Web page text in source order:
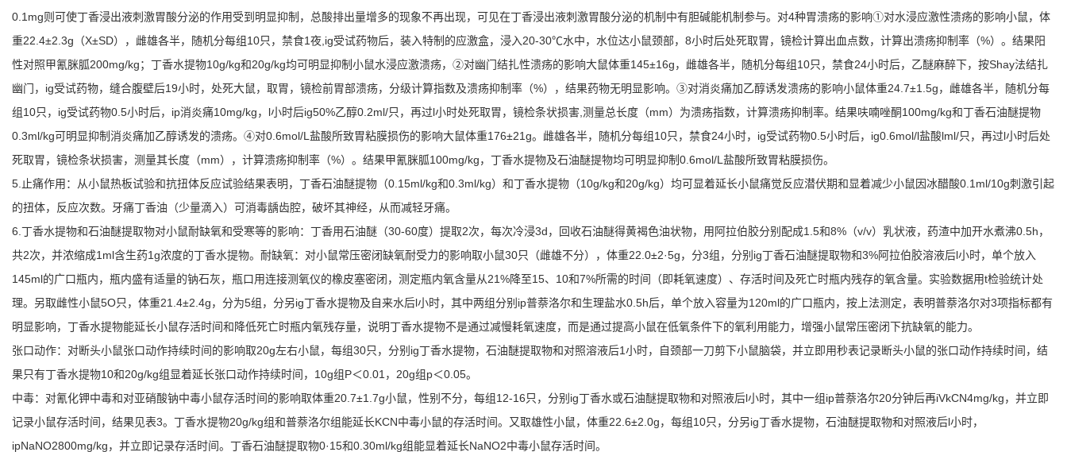
0.1mg则可使丁香浸出液刺激胃酸分泌的作用受到明显抑制，总酸排出量增多的现象不再出现，可见在丁香浸出液刺激胃酸分泌的机制中有胆碱能机制参与。对4种胃溃疡的影响①对水浸应激性溃疡的影响小鼠，体
重22.4±2.3g（X±SD），雌雄各半，随机分每组10只，禁食1夜,ig受试药物后，装入特制的应激盒，浸入20-30℃水中，水位达小鼠颈部，8小时后处死取胃，镜检计算出血点数，计算出溃疡抑制率（%）。结果阳
性对照甲氰脒胍200mg/kg；丁香水提物10g/kg和20g/kg均可明显抑制小鼠水浸应激溃疡，②对幽门结扎性溃疡的影响大鼠体重145±16g，雌雄各半，随机分每组10只，禁食24小时后，乙醚麻醉下，按Shay法结扎
幽门，ig受试药物，缝合腹壁后19小时，处死大鼠，取胃，镜检前胃部溃疡，分级计算指数及溃疡抑制率（%），结果药物无明显影响。③对消炎痛加乙醇诱发溃疡的影响小鼠体重24.7±1.5g，雌雄各半，随机分每
组10只，ig受试药物0.5小时后，ip消炎痛10mg/kg，l小时后ig50%乙醇0.2ml/只，再过l小时处死取胃，镜检条状损害,测量总长度（mm）为溃疡指数，计算溃疡抑制率。结果呋喃唑酮100mg/kg和丁香石油醚提物
0.3ml/kg可明显抑制消炎痛加乙醇诱发的溃疡。④对0.6mol/L盐酸所致胃粘膜损伤的影响大鼠体重176±21g。雌雄各半，随机分每组10只，禁食24小时，ig受试药物0.5小时后，ig0.6mol/l盐酸lml/只，再过l小时后处
死取胃，镜检条状损害，测量其长度（mm），计算溃疡抑制率（%）。结果甲氰脒胍100mg/kg，丁香水提物及石油醚提物均可明显抑制0.6mol/L盐酸所致胃粘膜损伤。
5.止痛作用：从小鼠热板试验和抗扭体反应试验结果表明，丁香石油醚提物（0.15ml/kg和0.3ml/kg）和丁香水提物（10g/kg和20g/kg）均可显着延长小鼠痛觉反应潜伏期和显着减少小鼠因冰醋酸0.1ml/10g刺激引起
的扭体，反应次数。牙痛丁香油（少量滴入）可消毒龋齿腔，破坏其神经，从而减轻牙痛。
6.丁香水提物和石油醚提取物对小鼠耐缺氧和受寒等的影响：丁香用石油醚（30-60度）提取2次，每次冷浸3d，回收石油醚得黄褐色油状物，用阿拉伯胶分别配成1.5和8%（v/v）乳状液，药渣中加开水煮沸0.5h，
共2次，并浓缩成1ml含生药1g浓度的丁香水提物。耐缺氧：对小鼠常压密闭缺氧耐受力的影响取小鼠30只（雌雄不分），体重22.0±2·5g，分3组，分别ig丁香石油醚提取物和3%阿拉伯胶溶液后l小时，单个放入
145ml的广口瓶内，瓶内盛有适量的钠石灰，瓶口用连接测氧仪的橡皮塞密闭，测定瓶内氧含量从21%降至15、10和7%所需的时间（即耗氧速度）、存活时间及死亡时瓶内残存的氧含量。实验数据用t检验统计处
理。另取雌性小鼠5O只，体重21.4±2.4g，分为5组，分另ig丁香水提物及自来水后l小时，其中两组分别ip普萘洛尔和生理盐水0.5h后，单个放入容量为120ml的广口瓶内，按上法测定，表明普萘洛尔对3项指标都有
明显影响，丁香水提物能延长小鼠存活时间和降低死亡时瓶内氧残存量，说明丁香水提物不是通过减慢耗氧速度，而是通过提高小鼠在低氧条件下的氧利用能力，增强小鼠常压密闭下抗缺氧的能力。
张口动作：对断头小鼠张口动作持续时间的影响取20g左右小鼠，每组30只，分别ig丁香水提物，石油醚提取物和对照溶液后1小时，自颈部一刀剪下小鼠脑袋，并立即用秒表记录断头小鼠的张口动作持续时间，结
果只有丁香水提物10和20g/kg组显着延长张口动作持续时间，10g组P＜0.01，20g组p＜0.05。
中毒：对氰化钾中毒和对亚硝酸钠中毒小鼠存活时间的影响取体重20.7±1.7g小鼠，性别不分，每组12-16只，分别ig丁香水或石油醚提取物和对照液后l小时，其中一组ip普萘洛尔20分钟后再iVkCN4mg/kg，并立即
记录小鼠存活时间，结果见表3。丁香水提物20g/kg组和普萘洛尔组能延长KCN中毒小鼠的存活时间。又取雄性小鼠，体重22.6±2.0g，每组10只，分另ig丁香水提物，石油醚提取物和对照液后l小时，
ipNaNO2800mg/kg，并立即记录存活时间。丁香石油醚提取物0·15和0.30ml/kg组能显着延长NaNO2中毒小鼠存活时间。